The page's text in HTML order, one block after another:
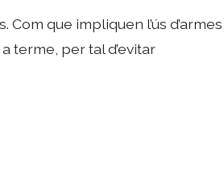
que impliquen l’ús d’armes
terme, per tal d’evitar